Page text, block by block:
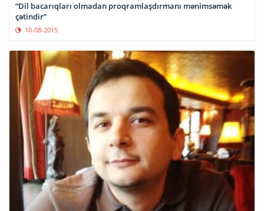
“Dil bacarıqları olmadan proqramlaşdırmanı mənimsəmək
çətindir”
10-08-2015